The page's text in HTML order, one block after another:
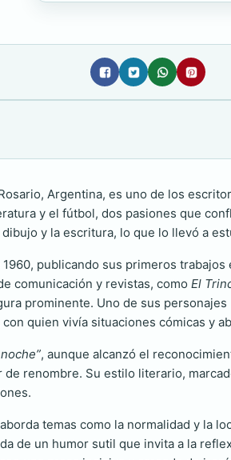
Argentina, es uno de los
y el fútbol, dos pasiones que
y la escritura, lo que lo llevó a
publicando sus primeros
comunicación y revistas, como El
prominente. Uno de sus
quien vivía situaciones cómicas y
, aunque alcanzó el
renombre. Su estilo literario,
temas como la normalidad y la
de un humor sutil que invita a la